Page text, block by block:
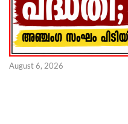
August 6, 2026